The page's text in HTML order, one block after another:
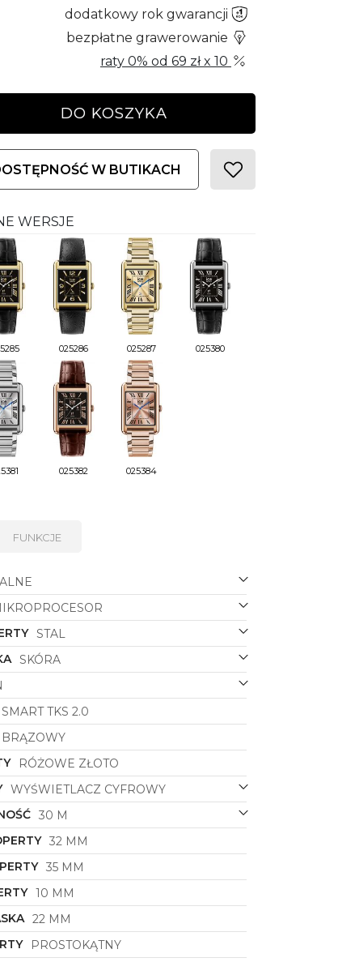
dodatkowy rok gwarancji
bezpłatne grawerowanie
raty 0% od 69 złx 10
DO KOSZYKA
W BUTIKACH
WERSJE
025286 025287 025380
025382 025384
FUNKCJE
STAL
SKÓRA
SMART TKS 2.0
BRĄZOWY
RÓŻOWE ZŁOTO
WYŚWIETLACZ CYFROWY
30 M
32 MM
35 MM
10 MM
22 MM
PROSTOKĄTNY